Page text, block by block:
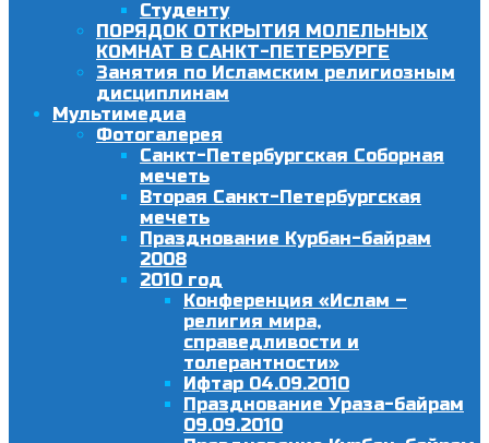
Студенту
ПОРЯДОК ОТКРЫТИЯ МОЛЕЛЬНЫХ
КОМНАТ В САНКТ-ПЕТЕРБУРГЕ
Занятия по Исламским религиозным
дисциплинам
Мультимедиа
Фотогалерея
Санкт-Петербургская Соборная
мечеть
Вторая Санкт-Петербургская
мечеть
Празднование Курбан-байрам
2008
2010 год
Конференция «Ислам –
религия мира,
справедливости и
толерантности»
Ифтар 04.09.2010
Празднование Ураза-байрам
09.09.2010